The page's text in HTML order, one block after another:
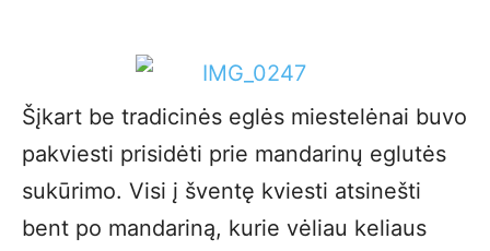
Šįkart be tradicinės eglės miestelėnai buvo
pakviesti prisidėti prie mandarinų eglutės
sukūrimo. Visi į šventę kviesti atsinešti
bent po mandariną, kurie vėliau keliaus